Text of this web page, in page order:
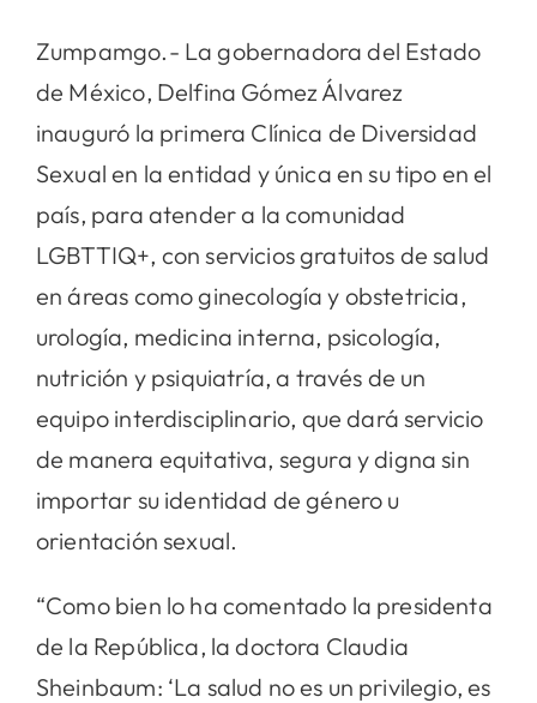
Zumpamgo.- La gobernadora del Estado
de México, Delfina Gómez Álvarez
inauguró la primera Clínica de Diversidad
Sexual en la entidad y única en su tipo en el
país, para atender a la comunidad
LGBTTIQ+, con servicios gratuitos de salud
en áreas como ginecología y obstetricia,
urología, medicina interna, psicología,
nutrición y psiquiatría, a través de un
equipo interdisciplinario, que dará servicio
de manera equitativa, segura y digna sin
importar su identidad de género u
orientación sexual.
“Como bien lo ha comentado la presidenta
de la República, la doctora Claudia
Sheinbaum: ‘La salud no es un privilegio, es